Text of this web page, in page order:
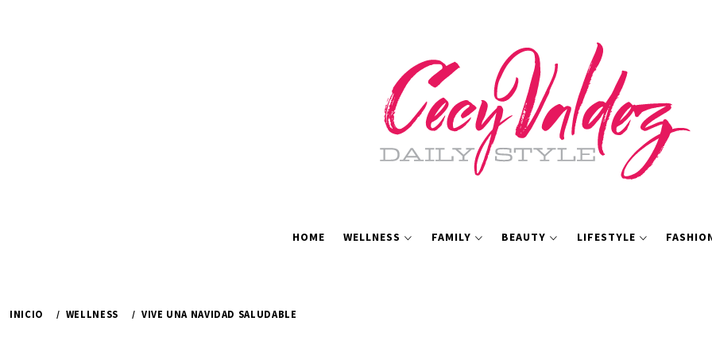
HOME WELLNESS FAMILY BEAUTY LIFESTYLE
INICIO WELLNESS VIVE UNA NAVIDAD SALUDABLE